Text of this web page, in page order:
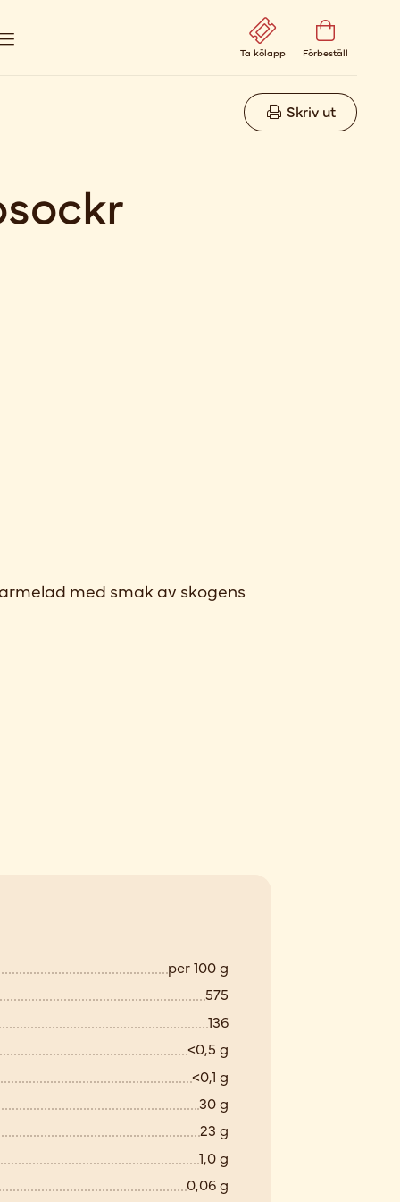
Ta kölapp Förbeställ
Skriv ut
med smak av skogens
per 100 g
575
136
<0,5 g
<0,1 g
30 g
23 g
1,0 g
0,06 g